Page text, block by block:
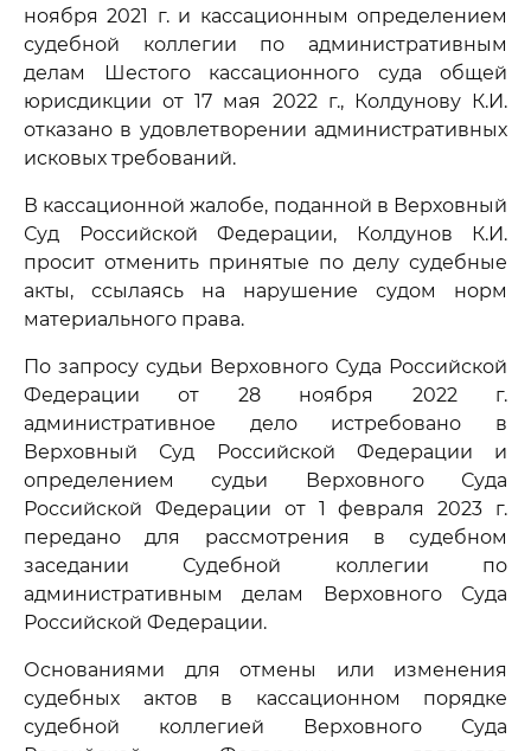
ноября 2021 г. и кассационным определением
судебной коллегии по административным
делам Шестого кассационного суда общей
юрисдикции от 17 мая 2022 г., Колдунову К.И.
отказано в удовлетворении административных
исковых требований.
В кассационной жалобе, поданной в Верховный
Суд Российской Федерации, Колдунов К.И.
просит отменить принятые по делу судебные
акты, ссылаясь на нарушение судом норм
материального права.
По запросу судьи Верховного Суда Российской
Федерации от 28 ноября 2022 г.
административное дело истребовано в
Верховный Суд Российской Федерации и
определением судьи Верховного Суда
Российской Федерации от 1 февраля 2023 г.
передано для рассмотрения в судебном
заседании Судебной коллегии по
административным делам Верховного Суда
Российской Федерации.
Основаниями для отмены или изменения
судебных актов в кассационном порядке
судебной коллегией Верховного Суда